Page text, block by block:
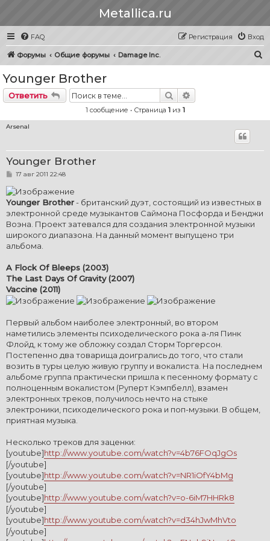
Metallica.ru
FAQ Вход
Регистрация
Форумы Общие форумы Damage Inc.
Younger Brother
Ответить Поиск
1 сообщение • Страница 1из 1
Arsenal
Younger Brother
С
о
б
щ
н
и
17 авг 2011 22:48
Younger Brother- британский дуэт, состоящий из известных в
электронной среде музыкантов Саймона Посфорда и Бенджи
Воэна. Проект затевался для создания электронной музыки
широкого диапазона. На данный момент выпущено три
альбома.
A Flock Of Bleeps (2003)
The Last Days Of Gravity (2007)
Vaccine (2011)
Первый альбом наиболее электронный, во втором
наметились элементы психоделического рока а-ля Пинк
Флойд, к тому же обложку создал Сторм Торгерсон.
Постепенно два товарища доигрались до того, что стали
возить в туры целую живую группу и вокалиста. На последнем
альбоме группа практически пришла к песенному формату с
полноценным вокалистом (Руперт Кэмпбелл), взамен
электронных треков, получилось нечто на стыке
электроники, психоделического рока и поп-музыки. В общем,
приятная музыка.
Несколько треков для заценки:
[youtube]http://www.youtube.com/watch?v=4b76FOqJgOs
[/youtube]
[youtube]http://www.youtube.com/watch?v=NR1iOfY4bMg
[/youtube]
[youtube]http://www.youtube.com/watch?v=o-6iM7HHRk8
[/youtube]
[youtube]http://www.youtube.com/watch?v=d34hJwMhVto
[/youtube]